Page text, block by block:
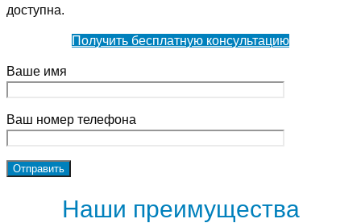
доступна.
Получить бесплатную консультацию
Ваше имя
Ваш номер телефона
Наши преимущества